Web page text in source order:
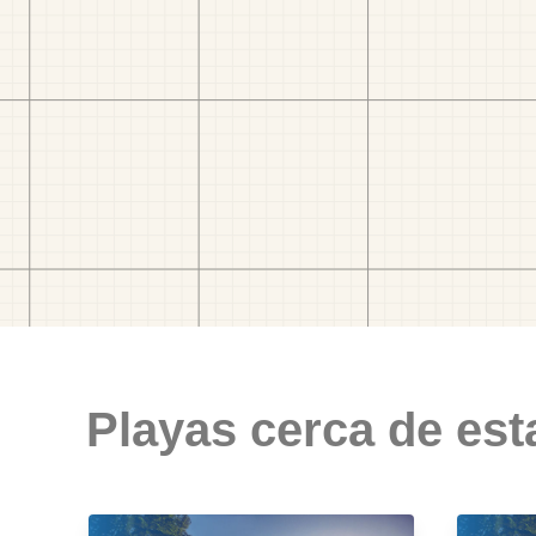
Playas cerca de